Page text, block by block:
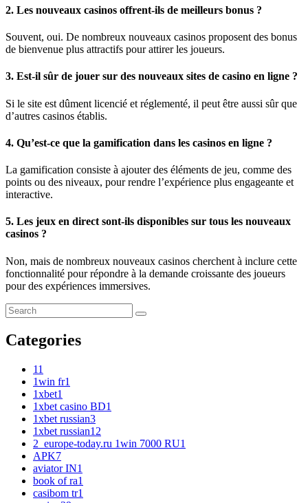
2. Les nouveaux casinos offrent-ils de meilleurs bonus ?
Souvent, oui. De nombreux nouveaux casinos proposent des bonus
de bienvenue plus attractifs pour attirer les joueurs.
3. Est-il sûr de jouer sur des nouveaux sites de casino en ligne ?
Si le site est dûment licencié et réglementé, il peut être aussi sûr que
d’autres casinos établis.
4. Qu’est-ce que la gamification dans les casinos en ligne ?
La gamification consiste à ajouter des éléments de jeu, comme des
points ou des niveaux, pour rendre l’expérience plus engageante et
interactive.
5. Les jeux en direct sont-ils disponibles sur tous les nouveaux
casinos ?
Non, mais de nombreux nouveaux casinos cherchent à inclure cette
fonctionnalité pour répondre à la demande croissante des joueurs
pour des expériences immersives.
Categories
11
1win fr1
1xbet1
1xbet casino BD1
1xbet russian3
1xbet russian1 2
2_europe-today.ru 1win 7000 RU1
APK7
aviator IN1
book of ra1
casibom tr1